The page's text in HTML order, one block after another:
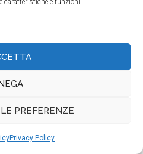
caratteristiche e funzioni.
PREFERENZE
Privacy Policy